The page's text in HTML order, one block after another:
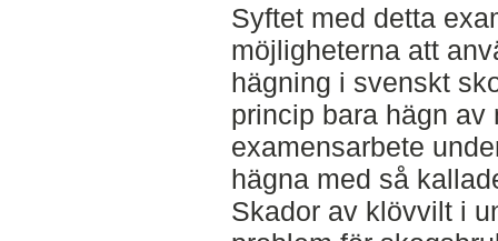
Syftet med detta
möjligheterna att
hägning i svenskt
princip bara hägn
examensarbete
hägna med så
Skador av klövvilt i